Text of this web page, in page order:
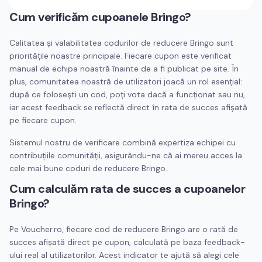
Cum verificăm cupoanele Bringo?
Calitatea și valabilitatea codurilor de reducere Bringo sunt
prioritățile noastre principale. Fiecare cupon este verificat
manual de echipa noastră înainte de a fi publicat pe site. În
plus, comunitatea noastră de utilizatori joacă un rol esențial:
după ce folosești un cod, poți vota dacă a funcționat sau nu,
iar acest feedback se reflectă direct în rata de succes afișată
pe fiecare cupon.
Sistemul nostru de verificare combină expertiza echipei cu
contribuțiile comunității, asigurându-ne că ai mereu acces la
cele mai bune coduri de reducere Bringo.
Cum calculăm rata de succes a cupoanelor
Bringo?
Pe Voucher.ro, fiecare cod de reducere Bringo are o rată de
succes afișată direct pe cupon, calculată pe baza feedback-
ului real al utilizatorilor. Acest indicator te ajută să alegi cele